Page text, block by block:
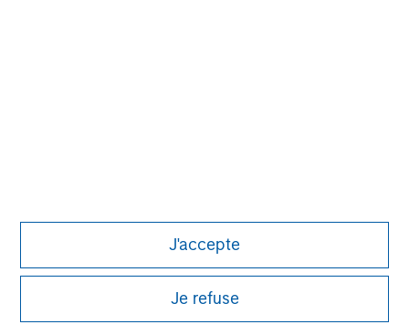
J'accepte
Je refuse